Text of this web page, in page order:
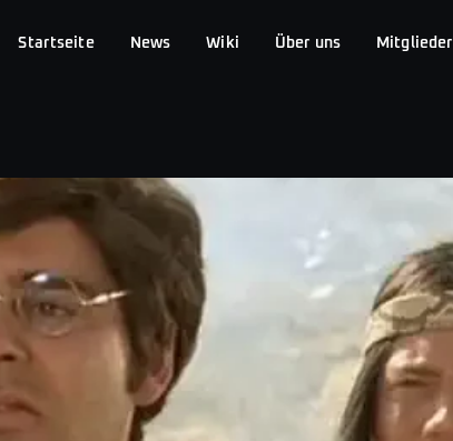
Startseite News Wiki Über uns Mitglieder